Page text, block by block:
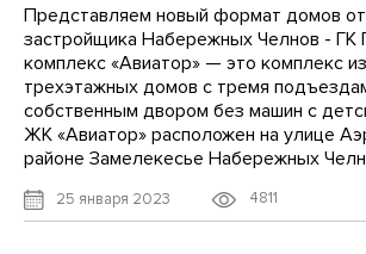
Представляем новый формат домов
застройщика Набережных Челнов -
комплекс «Авиатор» — это комплекс
трехэтажных домов с тремя
собственным двором без машин с
ЖК «Авиатор» расположен на улице
районе Замелекесье Набережных
25 января 2023 4811